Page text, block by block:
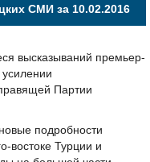
СМИ за 10.02.2016
высказываний премьер-
Партии
подробности
востоке Турции и